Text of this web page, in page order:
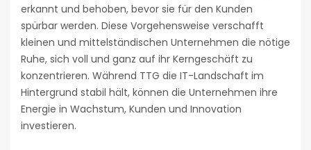
erkannt und behoben, bevor sie für den Kunden
spürbar werden. Diese Vorgehensweise verschafft
kleinen und mittelständischen Unternehmen die nötige
Ruhe, sich voll und ganz auf ihr Kerngeschäft zu
konzentrieren. Während TTG die IT-Landschaft im
Hintergrund stabil hält, können die Unternehmen ihre
Energie in Wachstum, Kunden und Innovation
investieren.